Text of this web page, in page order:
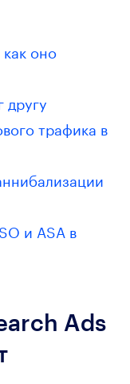
оно
другу
трафика в
и ASA в
Ads